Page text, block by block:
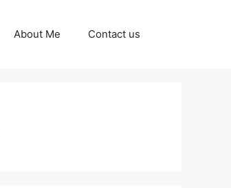
About Me Contact us